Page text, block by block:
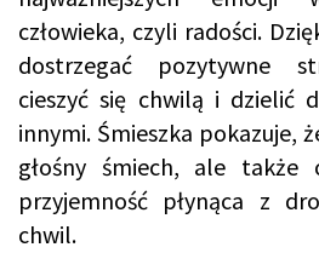
człowieka, czyli radości.
dostrzegać pozytywne
cieszyć się chwilą i dzielić
innymi. Śmieszka pokazuje,
głośny śmiech, ale także
przyjemność płynąca z
chwil.